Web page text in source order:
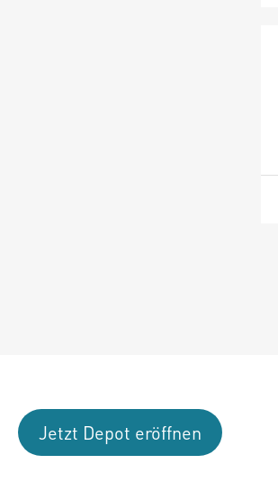
Jetzt Depot eröffnen